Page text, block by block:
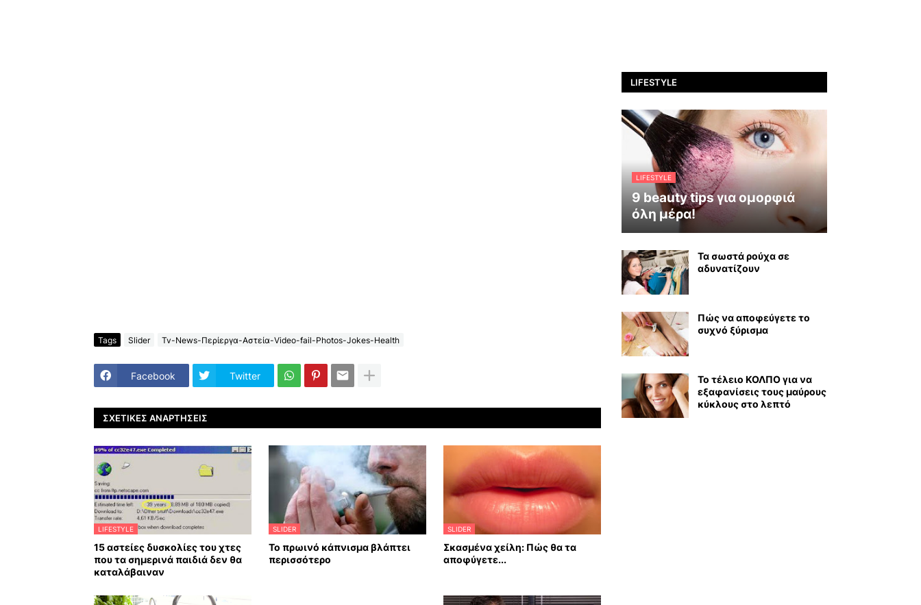
Tags Slider Tv-News-Περίεργα-Αστεία-Video-fail-Photos-Jokes-Health
Facebook Twitter
ΣΧΕΤΙΚΈΣ ΑΝΑΡΤΉΣΕΙΣ
LIFESTYLE
15 αστείες δυσκολίες του χτες
που τα σημερινά παιδιά δεν θα
καταλάβαιναν
SLIDER
Το πρωινό κάπνισμα βλάπτει
περισσότερο
SLIDER
Σκασμένα χείλη: Πώς θα τα
αποφύγετε...
LIFESTYLE
LIFESTYLE
9 beauty tips για ομορφιά
όλη μέρα!
Τα σωστά ρούχα σε
αδυνατίζουν
Πώς να αποφεύγετε το
συχνό ξύρισμα
Το τέλειο ΚΟΛΠΟ για να
εξαφανίσεις τους μαύρους
κύκλους στο λεπτό